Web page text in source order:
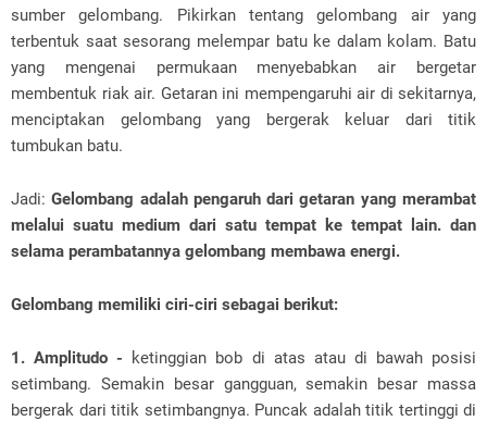
sumber gelombang. Pikirkan tentang gelombang air yang
terbentuk saat sesorang melempar batu ke dalam kolam. Batu
yang mengenai permukaan menyebabkan air bergetar
membentuk riak air. Getaran ini mempengaruhi air di sekitarnya,
menciptakan gelombang yang bergerak keluar dari titik
tumbukan batu.
Jadi:Gelombang adalah pengaruh dari getaran yang merambat
melalui suatu medium dari satu tempat ke tempat lain. dan
selama perambatannya gelombang membawa energi.
Gelombang memiliki ciri-ciri sebagai berikut:
1. Amplitudo - ketinggian bob di atas atau di bawah posisi
setimbang. Semakin besar gangguan, semakin besar massa
bergerak dari titik setimbangnya. Puncak adalah titik tertinggi di